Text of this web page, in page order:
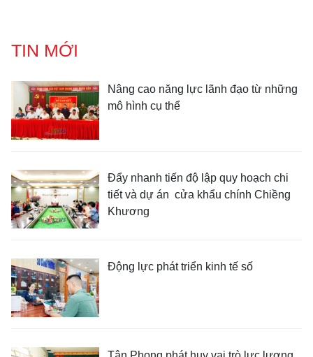
TIN MỚI
Nâng cao năng lực lãnh đạo từ những
mô hình cụ thể
Đẩy nhanh tiến độ lập quy hoạch chi
tiết và dự án cửa khẩu chính Chiềng
Khương
Động lực phát triển kinh tế số